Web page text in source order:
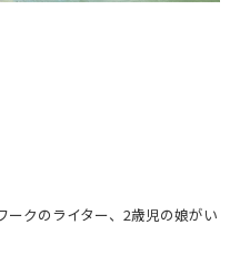
ークのライター、2歳児の娘がい